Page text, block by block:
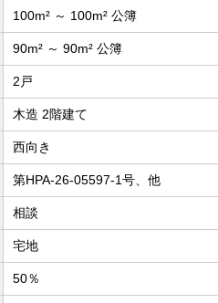
100m² ～ 100m² 公簿
90m² ～ 90m² 公簿
2戸
木造 2階建て
西向き
第HPA-26-05597-1号、他
相談
宅地
50％